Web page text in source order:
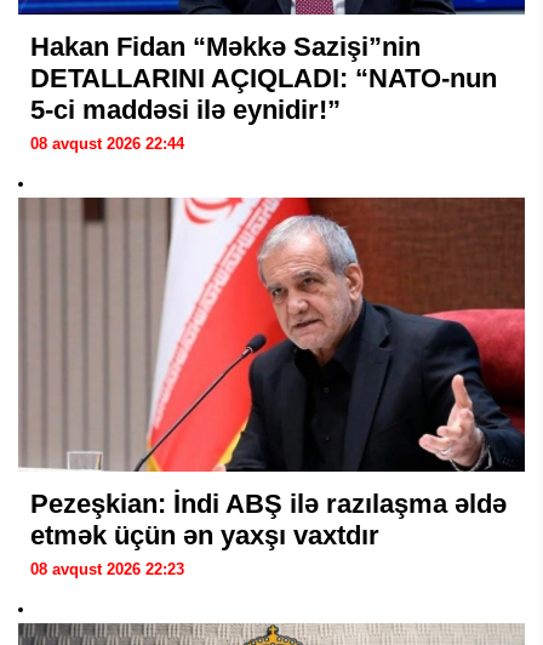
Hakan Fidan “Məkkə Sazişi”nin
DETALLARINI AÇIQLADI: “NATO-nun
5-ci maddəsi ilə eynidir!”
08 avqust 2026 22:44
Pezeşkian: İndi ABŞ ilə razılaşma əldə
etmək üçün ən yaxşı vaxtdır
08 avqust 2026 22:23